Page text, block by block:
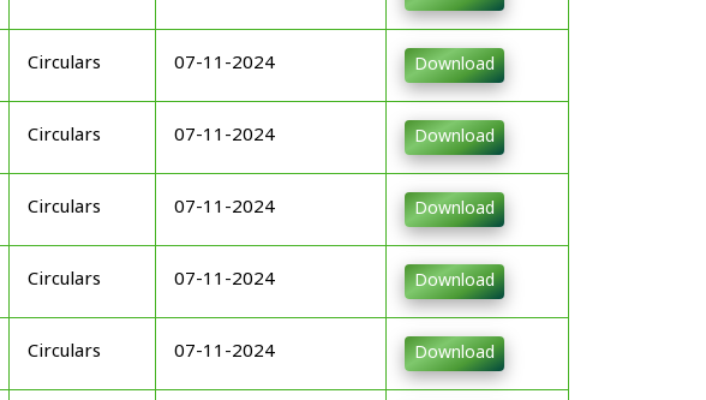
Circulars 07-11-2024 Download
Circulars 07-11-2024 Download
Circulars 07-11-2024 Download
Circulars 07-11-2024 Download
Circulars 07-11-2024 Download